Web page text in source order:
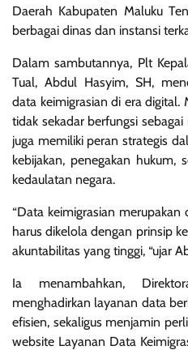
Daerah Kabupaten Maluku
berbagai dinas dan instansi
Dalam sambutannya, Plt
Tual, Abdul Hasyim, SH,
data keimigrasian di era digital.
tidak sekadar berfungsi
juga memiliki peran strategis
kebijakan, penegakan hukum,
kedaulatan negara.
“Data keimigrasian
harus dikelola dengan prinsip
akuntabilitas yang tinggi, “ujar
Ia menambahkan,
menghadirkan layanan data
efisien, sekaligus menjamin
website Layanan Data